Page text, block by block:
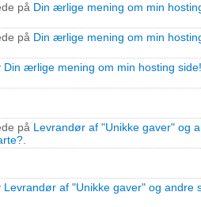
på Din ærlige mening om min
på Din ærlige mening om min
Din ærlige mening om min hosting side!
på Levrandør af "Unikke gaver" og
Levrandør af "Unikke gaver" og andre